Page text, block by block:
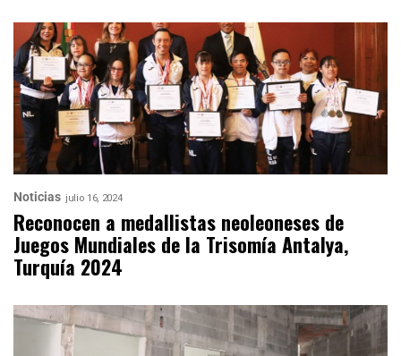
Noticias julio 16, 2024
Reconocen a medallistas neoleoneses de
Juegos Mundiales de la Trisomía Antalya,
Turquía 2024